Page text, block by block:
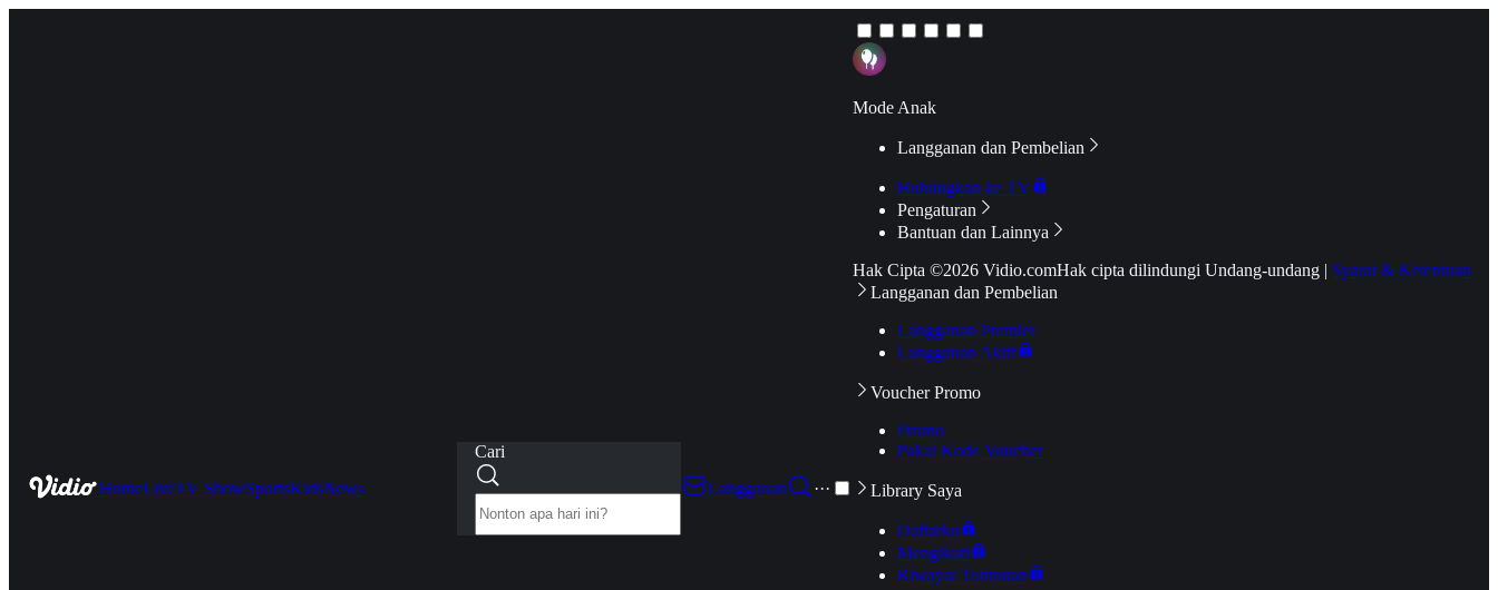
HomeLiveTV ShowSportsKidsNews
Cari
Langganan
···
Mode Anak
Langganan dan Pembelian
Hubungkan ke TV
Pengaturan
Bantuan dan Lainnya
Hak Cipta ©2026 Vidio.comHak cipta dilindungi Undang-undang | Syarat & Ketentuan
Langganan dan Pembelian
Langganan Premier
Langganan Aktif
Voucher Promo
Promo
Pakai Kode Voucher
Library Saya
Daftarku
Mengikuti
Riwayat Tontonan